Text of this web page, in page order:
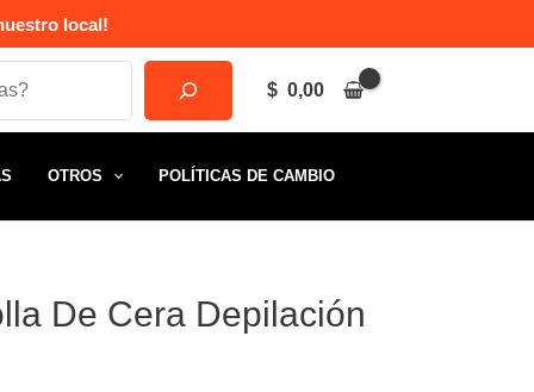
local!
$ 0,00
OTROS POLÍTICAS DE CAMBIO
De Cera Depilación